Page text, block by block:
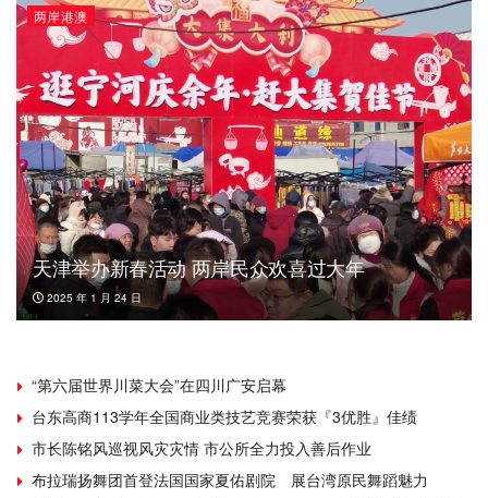
两岸港澳
天津举办新春活动 两岸民众欢喜过大年
2025 年 1 月 24 日
“第六届世界川菜大会”在四川广安启幕
台东高商113学年全国商业类技艺竞赛荣获『3优胜』佳绩
市长陈铭风巡视风灾灾情 市公所全力投入善后作业
布拉瑞扬舞团首登法国国家夏佑剧院 展台湾原民舞蹈魅力